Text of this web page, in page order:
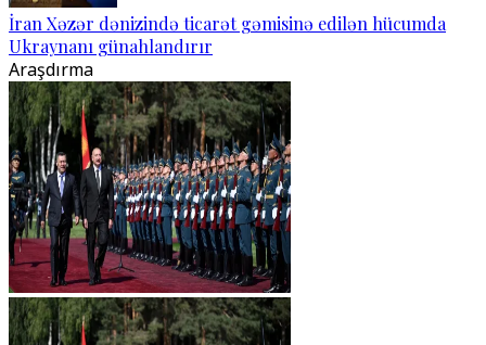
İran Xəzər dənizində ticarət gəmisinə edilən hücumda
Ukraynanı günahlandırır
Araşdırma